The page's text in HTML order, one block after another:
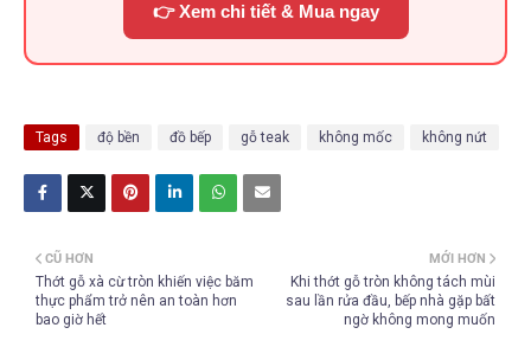
👉 Xem chi tiết & Mua ngay
Tags độ bền đồ bếp gỗ teak không mốc không nứt
MỚI HƠN
Khi thớt gỗ tròn không tách mùi
sau lần rửa đầu, bếp nhà gặp bất
ngờ không mong muốn
CŨ HƠN
Thớt gỗ xà cừ tròn khiến việc băm
thực phẩm trở nên an toàn hơn
bao giờ hết